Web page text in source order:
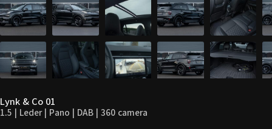
Lynk & Co 01
1.5 | Leder | Pano | DAB | 360 camera